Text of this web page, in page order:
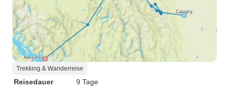
Trekking & Wanderreise
Reisedauer
9 Tage